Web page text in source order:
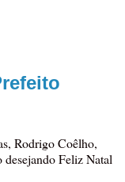
Rodrigo Coêlho,
Feliz Natal